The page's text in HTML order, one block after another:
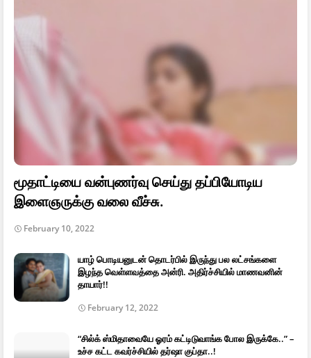
மூதாட்டியை வன்புணர்வு செய்து தப்பியோடிய
இளைஞருக்கு வலை வீச்சு.
February 10, 2022
யாழ் பொடியனுடன் தொடர்பில் இருந்து பல லட்சங்களை
இழந்த வெள்ளவத்தை அன்ரி. அதிர்ச்சியில் மாணவனின்
தாயார்!!
February 12, 2022
“சில்க் ஸ்மிதாவையே ஓரம் கட்டிடுவாங்க போல இருக்கே..” –
உச்ச கட்ட கவர்ச்சியில் தர்ஷா குப்தா..!